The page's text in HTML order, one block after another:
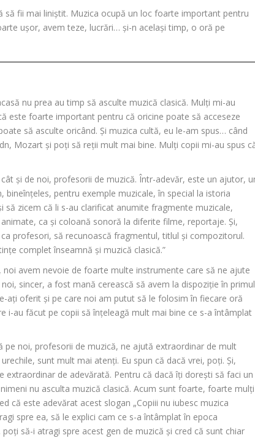
să fii mai liniștit. Muzica ocupă un loc foarte important pentru
ușor, avem teze, lucrări… și-n același timp, o oră pe
nu prea au timp să asculte muzică clasică. Mulți mi-au
este foarte important pentru că oricine poate să acceseze
să asculte oricând. Și muzica cultă, eu le-am spus… când
Mozart și poți să reții mult mai bine. Mulți copii mi-au spus
și de noi, profesorii de muzică. Într-adevăr, este un ajutor,
pentru exemple muzicale, în special la istoria
să zicem că li s-au clarificat anumite fragmente muzicale,
ca și coloană sonoră la diferite filme, reportaje. Și,
profesori, să recunoască fragmentul, titlul și compozitorul.
complet înseamnă și muzică clasică.”
avem nevoie de foarte multe instrumente care să ne ajute
sincer, a fost mană cerească să avem la dispoziție în primul
ați oferit și pe care noi am putut să le folosim în fiecare oră
i-au făcut pe copii să înțeleagă mult mai bine ce s-a întâmplat
noi, profesorii de muzică, ne ajută extraordinar de mult
sunt mult mai atenți. Eu spun că dacă vrei, poți. Și,
extraordinar de adevărată. Pentru că dacă îți dorești să faci un
nu asculta muzică clasică. Acum sunt foarte, foarte mulți
că este adevărat acest slogan „Copiii nu iubesc muzica
spre ea, să le explici cam ce s-a întâmplat în epoca
să-i atragi spre acest gen de muzică și cred că sunt chiar